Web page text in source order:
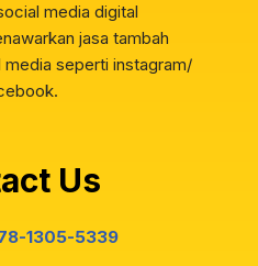
media digital
jasa tambah
seperti instagram/
Us
1305-5339